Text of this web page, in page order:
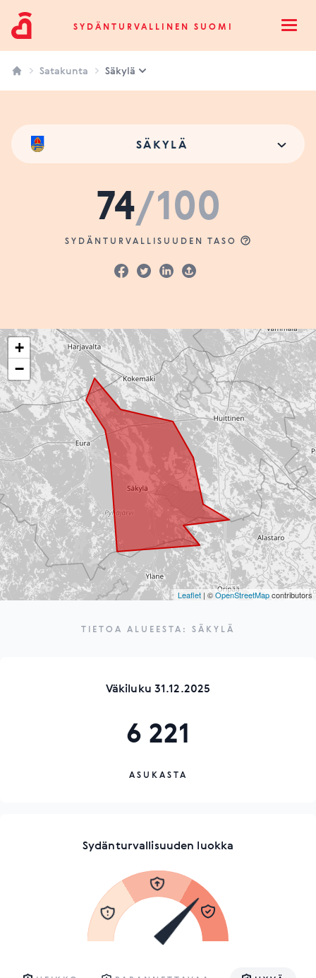
Sydänturvallinen SuomiSYDÄNTURVALLINEN SUOMI
Satakunta Säkylä
SÄKYLÄ
74/100
SYDÄNTURVALLISUUDEN TASO
+
−
Leaflet | ©OpenStreetMapcontributors
TIETOA ALUEESTA: SÄKYLÄ
Väkiluku 31.12.2025
6 221
ASUKASTA
Sydänturvallisuuden luokka